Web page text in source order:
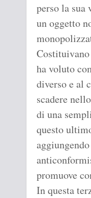
perso la sua
un oggetto
ha voluto
diverso e al
scadere
di una
questo
promuove
In questa